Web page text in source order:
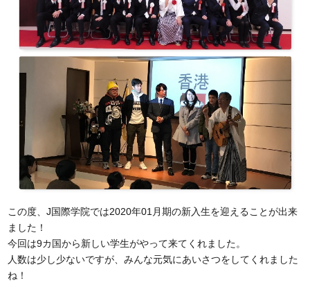
この度、J国際学院では2020年01月期の新入生を迎えることが出来
ました！
今回は9カ国から新しい学生がやって来てくれました。
人数は少し少ないですが、みんな元気にあいさつをしてくれました
ね！